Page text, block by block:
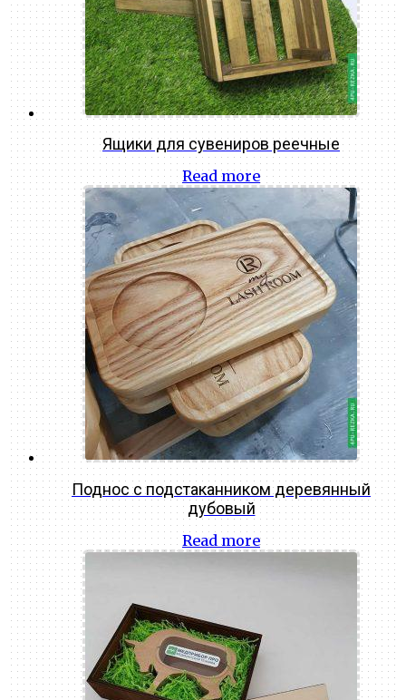
Ящики для сувениров реечные
Read more
Поднос с подстаканником деревянный
дубовый
Read more